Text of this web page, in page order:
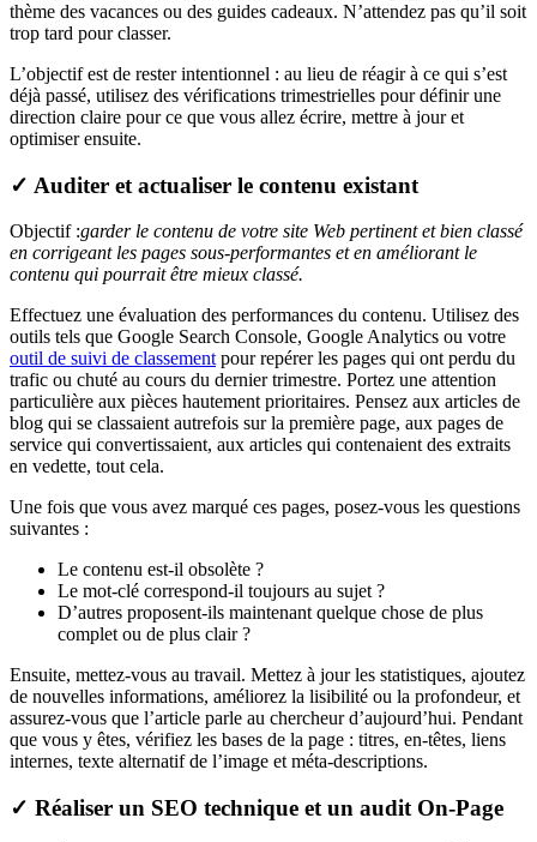
thème des vacances ou des guides cadeaux. N’attendez pas qu’il soit
trop tard pour classer.
L’objectif est de rester intentionnel : au lieu de réagir à ce qui s’est
déjà passé, utilisez des vérifications trimestrielles pour définir une
direction claire pour ce que vous allez écrire, mettre à jour et
optimiser ensuite.
✓ Auditer et actualiser le contenu existant
Objectif :garder le contenu de votre site Web pertinent et bien classé
en corrigeant les pages sous-performantes et en améliorant le
contenu qui pourrait être mieux classé.
Effectuez une évaluation des performances du contenu. Utilisez des
outils tels que Google Search Console, Google Analytics ou votre
outil de suivi de classementpour repérer les pages qui ont perdu du
trafic ou chuté au cours du dernier trimestre. Portez une attention
particulière aux pièces hautement prioritaires. Pensez aux articles de
blog qui se classaient autrefois sur la première page, aux pages de
service qui convertissaient, aux articles qui contenaient des extraits
en vedette, tout cela.
Une fois que vous avez marqué ces pages, posez-vous les questions
suivantes :
Le contenu est-il obsolète ?
Le mot-clé correspond-il toujours au sujet ?
D’autres proposent-ils maintenant quelque chose de plus
complet ou de plus clair ?
Ensuite, mettez-vous au travail. Mettez à jour les statistiques, ajoutez
de nouvelles informations, améliorez la lisibilité ou la profondeur, et
assurez-vous que l’article parle au chercheur d’aujourd’hui. Pendant
que vous y êtes, vérifiez les bases de la page : titres, en-têtes, liens
internes, texte alternatif de l’image et méta-descriptions.
✓ Réaliser un SEO technique et un audit On-Page